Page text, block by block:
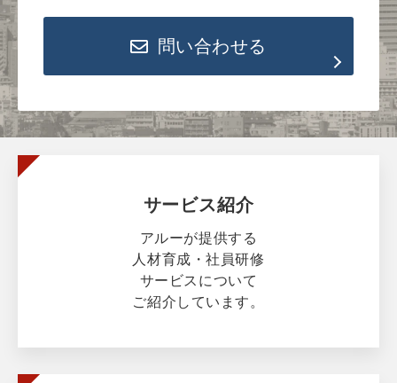
問い合わせる
サービス紹介
アルーが提供する
人材育成・社員研修
サービスについて
ご紹介しています。